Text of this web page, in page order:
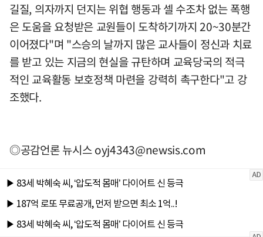
길질, 의자까지 던지는 위협 행동과 셀 수조차 없는 폭행
은 도움을 요청받은 교원들이 도착하기까지 20~30분간
이어졌다"며 "스승의 날까지 많은 교사들이 정신과 치료
를 받고 있는 지금의 현실을 규탄하며 교육당국의 적극
적인 교육활동 보호정책 마련을 강력히 촉구한다"고 강
조했다.
◎공감언론 뉴시스oyj4343@newsis.com